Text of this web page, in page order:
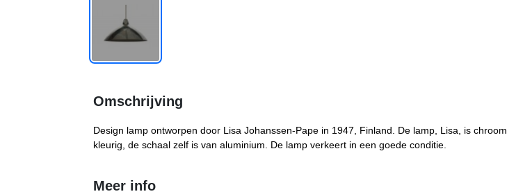
Omschrijving
Design lamp ontworpen door Lisa Johanssen-Pape in 1947, Finland. De lamp, Lisa, is chroom
kleurig, de schaal zelf is van aluminium. De lamp verkeert in een goede conditie.
Meer info